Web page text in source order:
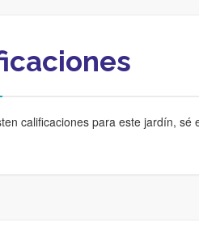
calificaciones para este jardín, sé